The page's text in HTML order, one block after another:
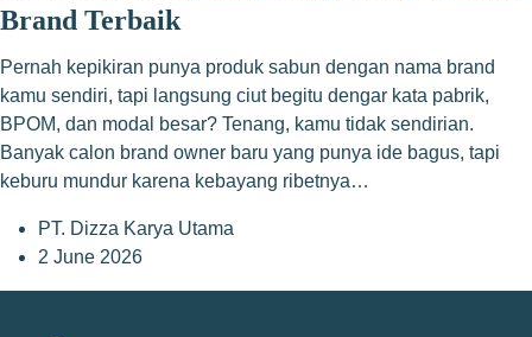
Brand Terbaik
Pernah kepikiran punya produk sabun dengan nama brand
kamu sendiri, tapi langsung ciut begitu dengar kata pabrik,
BPOM, dan modal besar? Tenang, kamu tidak sendirian.
Banyak calon brand owner baru yang punya ide bagus, tapi
keburu mundur karena kebayang ribetnya…
PT. Dizza Karya Utama
2 June 2026